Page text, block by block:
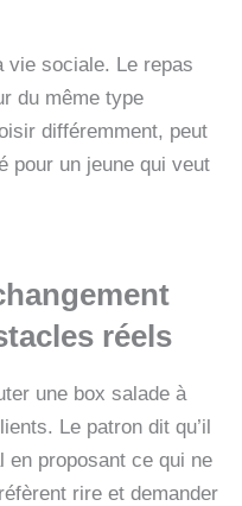
vie sociale. Le repas
du même type
différemment, peut
pour un jeune qui veut
réels
une box salade à
Le patron dit qu’il
en proposant ce qui ne
rire et demander